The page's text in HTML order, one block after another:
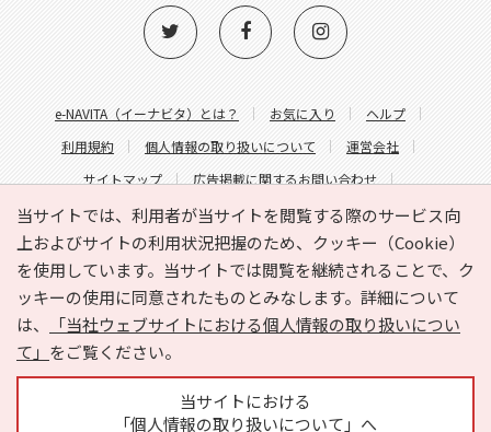
当サイトでは、利用者が当サイトを閲覧する際のサービス向
上およびサイトの利用状況把握のため、クッキー（Cookie）
を使用しています。当サイトでは閲覧を継続されることで、ク
ッキーの使用に同意されたものとみなします。詳細について
は、
「当社ウェブサイトにおける個人情報の取り扱いについ
て」 をご覧ください。
当サイトにおける
「個人情報の取り扱いについて」へ
e-NAVITA（イーナビタ）とは？ お気に入り
ヘルプ
利用規約
個人情報の取り扱いについて
運営会社
サイトマップ
広告掲載に関するお問い合わせ
サイトの内容に関するお問い合わせ
Copyright © HYOJITO.Co.,Ltd. All Rights Reserved.